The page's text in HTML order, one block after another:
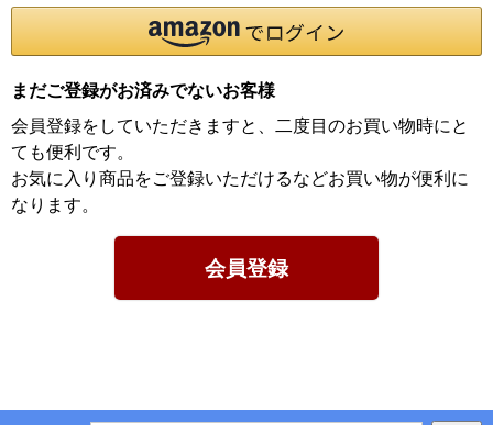
まだご登録がお済みでないお客様
会員登録をしていただきますと、二度目のお買い物時にと
ても便利です。
お気に入り商品をご登録いただけるなどお買い物が便利に
なります。
会員登録